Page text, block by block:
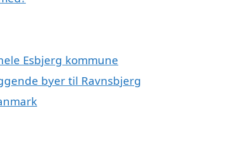
Esbjerg kommune
byer til Ravnsbjerg